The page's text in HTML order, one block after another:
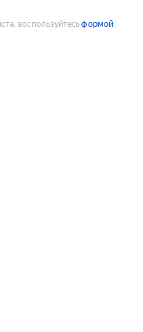
воспользуйтесьформой